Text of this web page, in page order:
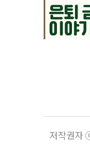
저작권자